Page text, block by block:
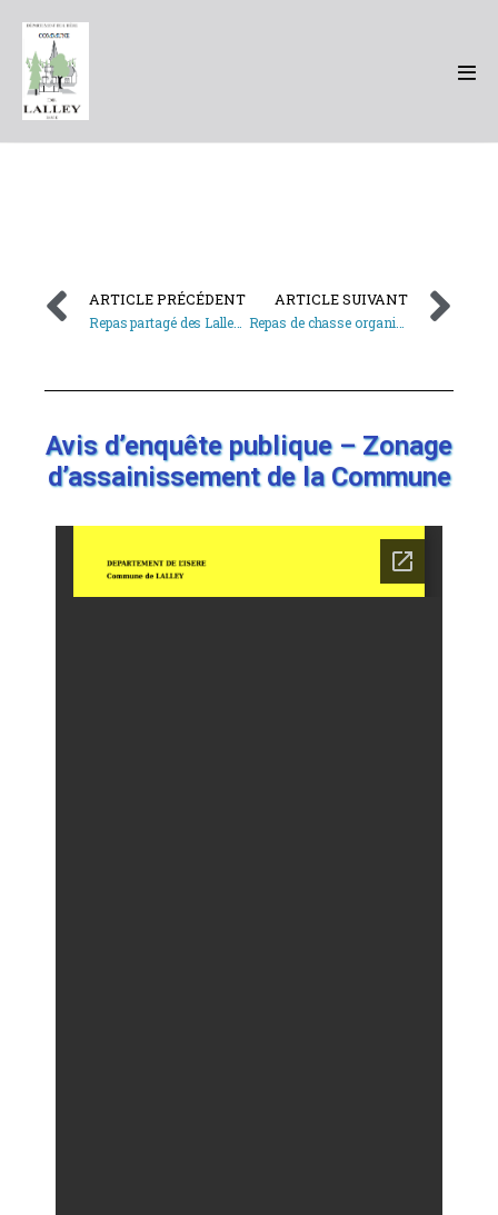
ARTICLE PRÉCÉDENT
Repas partagé des Lalleyroux organisé par le Comité des fêtes – 10 mai 2026
ARTICLE SUIVANT
Avis d’enquête publique – Zonage
d’assainissement de la Commune